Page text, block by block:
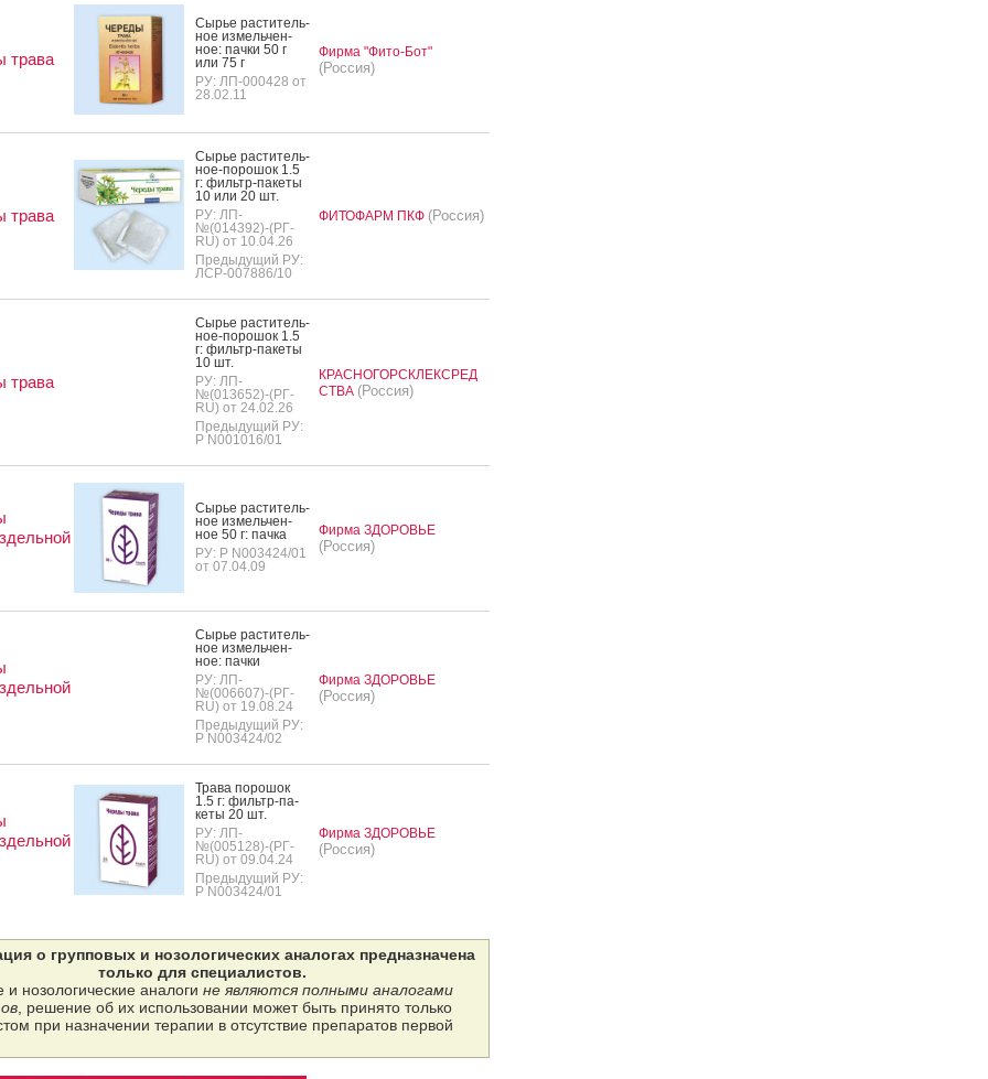
трава
Сырье рас­ти­тель­
ное из­мель­чен­
ное: пач­ки 50 г
или 75 г
РУ: ЛП-000428 от
28.02.11
Фирма "Фито-Бот"
(Россия)
трава
Сырье рас­ти­тель­
ное-по­рошок 1.5
г: филь­тр-па­кеты
10 или 20 шт.
РУ: ЛП-
№(014392)-(РГ-
RU) от 10.04.26
Предыдущий РУ:
ЛСР-007886/10
ФИТОФАРМ ПКФ (Россия)
трава
Сырье рас­ти­тель­
ное-по­рошок 1.5
г: филь­тр-па­кеты
10 шт.
РУ: ЛП-
№(013652)-(РГ-
RU) от 24.02.26
Предыдущий РУ:
Р N001016/01
КРАСНОГОРСКЛЕКСРЕД
СТВА (Россия)
Сырье рас­ти­тель­
ное из­мель­чен­
ное 50 г: пач­ка
РУ: Р N003424/01
от 07.04.09
Фирма ЗДОРОВЬЕ
(Россия)
Сырье рас­ти­тель­
ное из­мель­чен­
ное: пач­ки
РУ: ЛП-
№(006607)-(РГ-
RU) от 19.08.24
Предыдущий РУ:
Р N003424/02
Фирма ЗДОРОВЬЕ
(Россия)
Тра­ва по­рошок
1.5 г: филь­тр-па­
кеты 20 шт.
РУ: ЛП-
№(005128)-(РГ-
RU) от 09.04.24
Предыдущий РУ:
Р N003424/01
Фирма ЗДОРОВЬЕ
(Россия)
о групповых и нозологических аналогах предназначена
только для специалистов.
и нозологические аналоги не являются полными аналогами
, решение об их использовании может быть принято только
при назначении терапии в отсутствие препаратов первой